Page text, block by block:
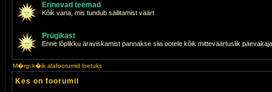
Erinevad teemad
Kõik vana, mis tundub säilitamist väärt
Prügikast
Enne lõplikku äraviskamist pannakse siia ootele kõik mitteväärtuslik
M�rgi k�ik alafoorumid loetuks
Kes on foorumil